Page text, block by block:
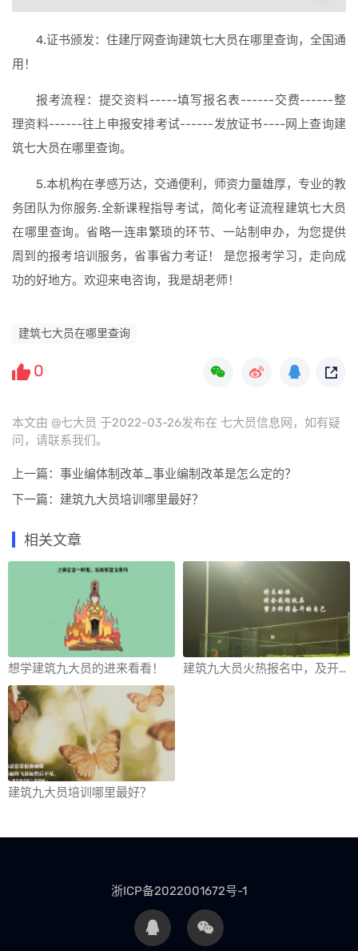
4.证书颁发：住建厅网查询建筑七大员在哪里查询，全国通
用！
报考流程：提交资料-----填写报名表------交费------整
理资料------往上申报安排考试------发放证书----网上查询建
筑七大员在哪里查询。
5.本机构在孝感万达，交通便利，师资力量雄厚，专业的教
务团队为你服务.全新课程指导考试，简化考证流程建筑七大员
在哪里查询。省略一连串繁琐的环节、一站制申办，为您提供
周到的报考培训服务，省事省力考证！ 是您报考学习，走向成
功的好地方。欢迎来电咨询，我是胡老师！
建筑七大员在哪里查询
0
本文由 @七大员 于2022-03-26发布在 七大员信息网，如有疑
问，请联系我们。
上一篇： 事业编体制改革_事业编制改革是怎么定的？
下一篇： 建筑九大员培训哪里最好？
相关文章
想学建筑九大员的进来看看！
建筑九大员火热报名中，及开
建筑九大员培训哪里最好？
浙ICP备2022001672号-1